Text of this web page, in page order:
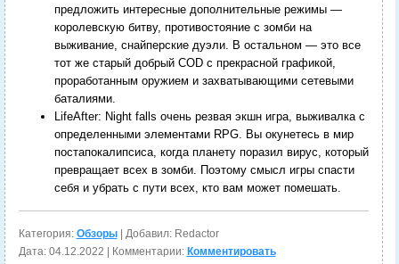
предложить интересные дополнительные режимы —
королевскую битву, противостояние с зомби на
выживание, снайперские дуэли. В остальном — это все
тот же старый добрый COD с прекрасной графикой,
проработанным оружием и захватывающими сетевыми
баталиями.
LifeAfter: Night falls очень резвая экшн игра, выживалка с
определенными элементами RPG. Вы окунетесь в мир
постапокалипсиса, когда планету поразил вирус, который
превращает всех в зомби. Поэтому смысл игры спасти
себя и убрать с пути всех, кто вам может помешать.
Категория: Обзоры| Добавил: Redactor
Дата: 04.12.2022 | Комментарии: Комментировать